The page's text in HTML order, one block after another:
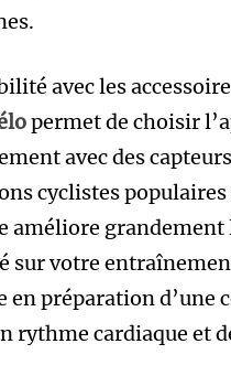
avec les
permet de choisir
avec des
cyclistes
améliore
sur votre
en préparation d’une
rythme cardiaque et